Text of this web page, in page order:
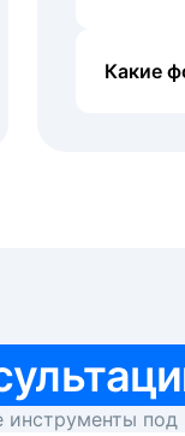
Какие
под